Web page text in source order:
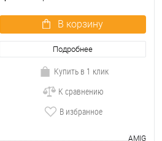
В корзину
Подробнее
Купить в 1 клик
К сравнению
В избранное
AMIG